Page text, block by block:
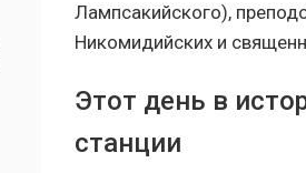
Лампсакийского),
Никомидийских и
Этот день в
станции